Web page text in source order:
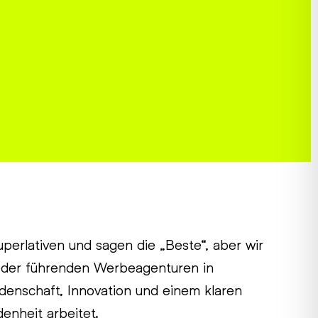
und sagen die „Beste“, aber wir
führenden Werbeagenturen in
Innovation und einem klaren
arbeitet.